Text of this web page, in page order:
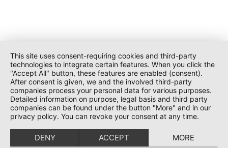
This site uses consent-requiring cookies and third-party
technologies to integrate certain features. When you click the
"Accept All" button, these features are enabled (consent).
After consent is given, we and the involved third-party
companies process your personal data for various purposes.
Detailed information on purpose, legal basis and third party
companies can be found under the button "More" and in our
privacy policy. You can revoke your consent at any time.
DENY ACCEPT MORE